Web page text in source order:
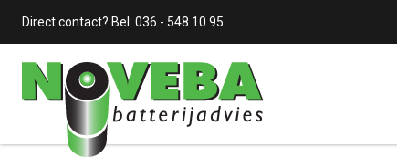
Direct contact? Bel: 036 - 548 10 95